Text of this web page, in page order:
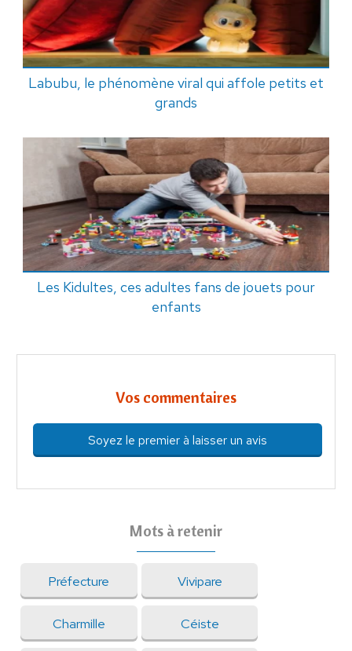
Labubu, le phénomène viral qui affole petits et
grands
Les Kidultes, ces adultes fans de jouets pour
enfants
Vos commentaires
Soyez le premier à laisser un avis
Mots à retenir
Préfecture Vivipare
Charmille Céiste